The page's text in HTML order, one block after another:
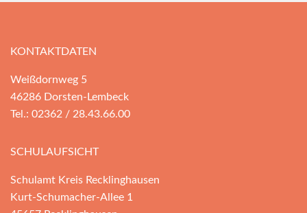
KONTAKTDATEN
Weißdornweg 5
46286 Dorsten-Lembeck
Tel.: 02362 / 28.43.66.00
SCHULAUFSICHT
Schulamt Kreis Recklinghausen
Kurt-Schumacher-Allee 1